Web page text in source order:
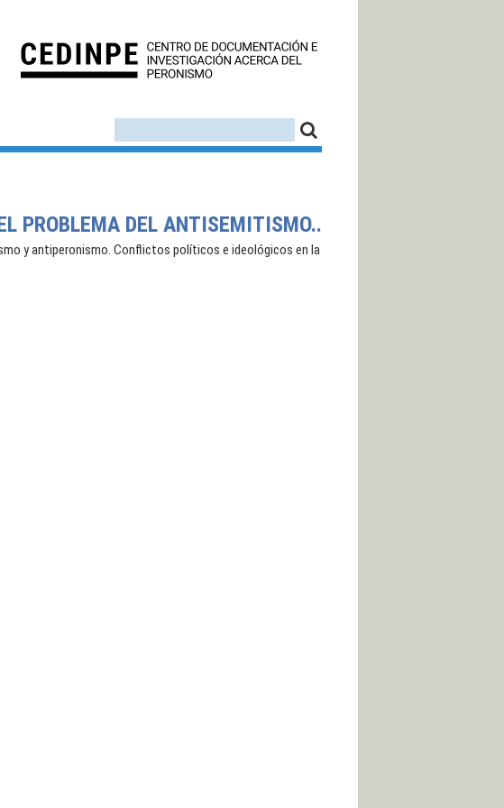
PROBLEMA DEL ANTISEMITISMO..
y antiperonismo. Conflictos políticos e ideológicos en la